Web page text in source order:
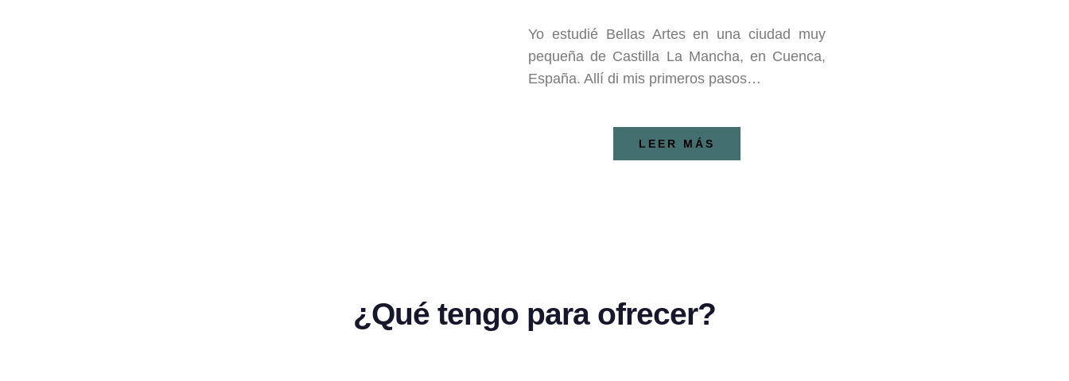
Yo estudié Bellas Artes en una ciudad muy
pequeña de Castilla La Mancha, en Cuenca,
España. Allí di mis primeros pasos…
LEER MÁS
¿Qué tengo para ofrecer?